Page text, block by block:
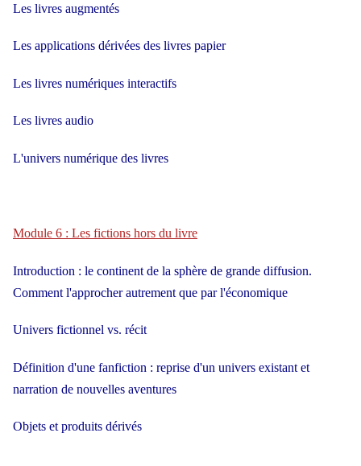
Les livres augmentés
Les applications dérivées des livres papier
Les livres numériques interactifs
Les livres audio
L'univers numérique des livres
Module 6 : Les fictions hors du livre
Introduction : le continent de la sphère de grande diffusion.
Comment l'approcher autrement que par l'économique
Univers fictionnel vs. récit
Définition d'une fanfiction : reprise d'un univers existant et
narration de nouvelles aventures
Objets et produits dérivés